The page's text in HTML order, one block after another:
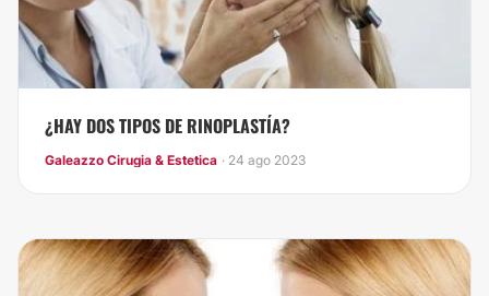
¿HAY DOS TIPOS DE RINOPLASTÍA?
Galeazzo Cirugia & Estetica · 24 ago 2023